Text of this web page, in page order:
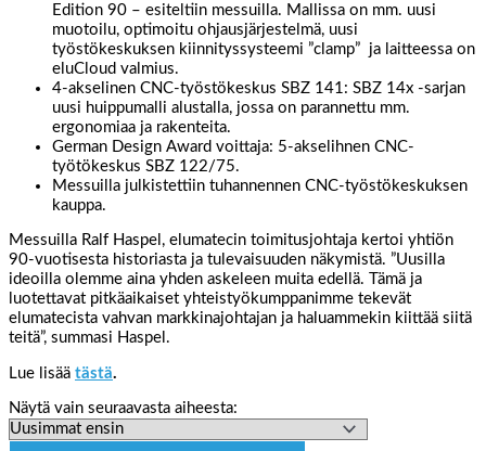
Edition 90 – esiteltiin messuilla. Mallissa on mm. uusi
muotoilu, optimoitu ohjausjärjestelmä, uusi
työstökeskuksen kiinnityssysteemi ”clamp” ja laitteessa on
eluCloud valmius.
4-akselinen CNC-työstökeskus SBZ 141: SBZ 14x -sarjan
uusi huippumalli alustalla, jossa on parannettu mm.
ergonomiaa ja rakenteita.
German Design Award voittaja: 5-akselihnen CNC-
työtökeskus SBZ 122/75.
Messuilla julkistettiin tuhannennen CNC-työstökeskuksen
kauppa.
Messuilla Ralf Haspel, elumatecin toimitusjohtaja kertoi yhtiön
90-vuotisesta historiasta ja tulevaisuuden näkymistä. ”Uusilla
ideoilla olemme aina yhden askeleen muita edellä. Tämä ja
luotettavat pitkäaikaiset yhteistyökumppanimme tekevät
elumatecista vahvan markkinajohtajan ja haluammekin kiittää siitä
teitä”, summasi Haspel.
Lue lisää tästä.
Näytä vain seuraavasta aiheesta: